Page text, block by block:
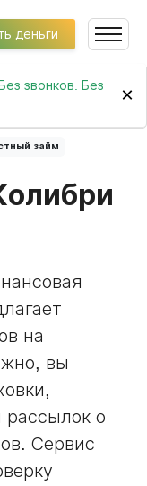
звонков. Без
×
деньги
займ
на
вы
рассылок о
Сервис